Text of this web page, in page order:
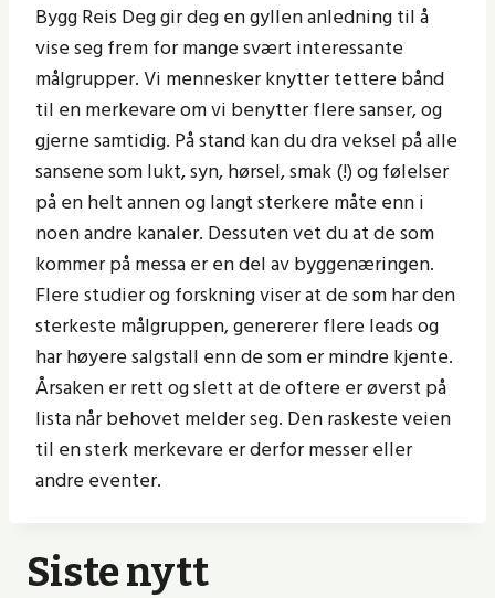
Bygg Reis Deg gir deg en gyllen anledning til å
vise seg frem for mange svært interessante
målgrupper. Vi mennesker knytter tettere bånd
til en merkevare om vi benytter flere sanser, og
gjerne samtidig. På stand kan du dra veksel på alle
sansene som lukt, syn, hørsel, smak (!) og følelser
på en helt annen og langt sterkere måte enn i
noen andre kanaler. Dessuten vet du at de som
kommer på messa er en del av byggenæringen.
Flere studier og forskning viser at de som har den
sterkeste målgruppen, genererer flere leads og
har høyere salgstall enn de som er mindre kjente.
Årsaken er rett og slett at de oftere er øverst på
lista når behovet melder seg. Den raskeste veien
til en sterk merkevare er derfor messer eller
andre eventer.
Siste nytt